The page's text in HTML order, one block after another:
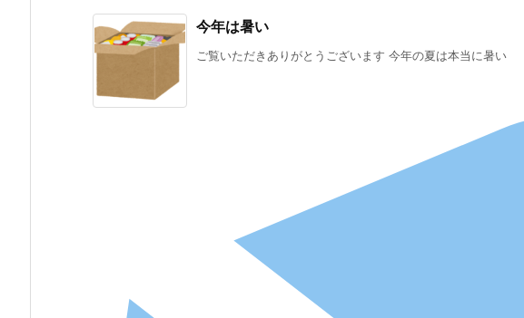
今年は暑い
ご覧いただきありがとうございます 今年の夏は本当に暑い